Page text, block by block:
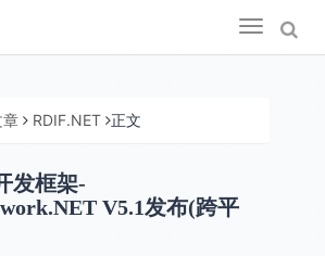
Toggle
navigation
章 RDIF.NET 正文
发框架-
V5.1发布(跨平